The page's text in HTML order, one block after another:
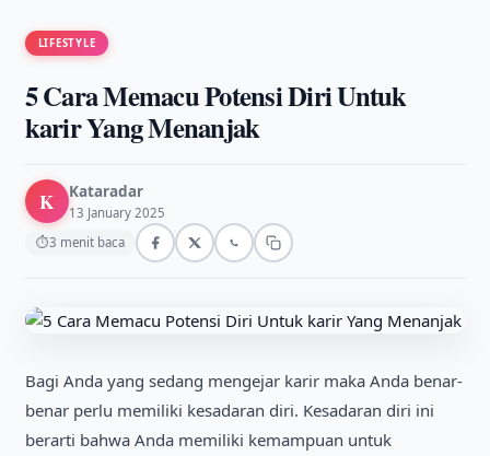
LIFESTYLE
5 Cara Memacu Potensi Diri Untuk
karir Yang Menanjak
K Kataradar
13 January 2025
⏱3 menit baca
Bagi Anda yang sedang mengejar karir maka Anda benar-
benar perlu memiliki kesadaran diri. Kesadaran diri ini
berarti bahwa Anda memiliki kemampuan untuk